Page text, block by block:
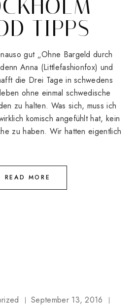
TIPPS
gut „Ohne Bargeld durch
Anna (Littlefashionfox) und
die Drei Tage in schwedens
ohne einmal schwedische
zu halten. Was sich, muss ich
komisch angefühlt hat, kein
zu haben. Wir hatten eigentlich
READ MORE
September 13, 2016